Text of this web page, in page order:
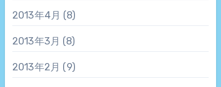
2013年4月 (8)
2013年3月 (8)
2013年2月 (9)